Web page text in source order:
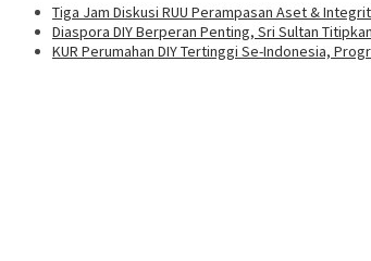
Tiga Jam Diskusi RUU Perampasan Aset &
Diaspora DIY Berperan Penting, Sri Sultan
KUR Perumahan DIY Tertinggi Se-Indonesia,